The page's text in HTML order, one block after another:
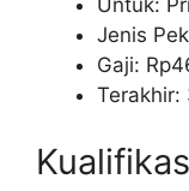
Untuk:
Jenis
Gaji: Rp
Terakhir: